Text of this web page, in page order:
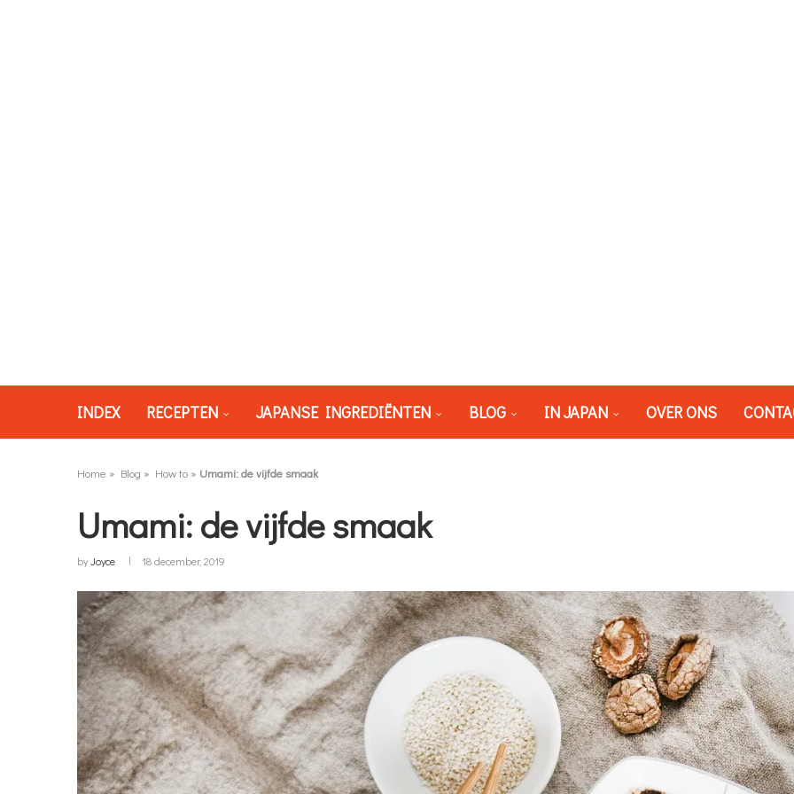
INDEX RECEPTEN JAPANSE INGREDIËNTEN BLOG IN JAPAN OVER ONS
Home » Blog » How to » Umami: de vijfde smaak
Umami: de vijfde smaak
byJoyce 18 december, 2019